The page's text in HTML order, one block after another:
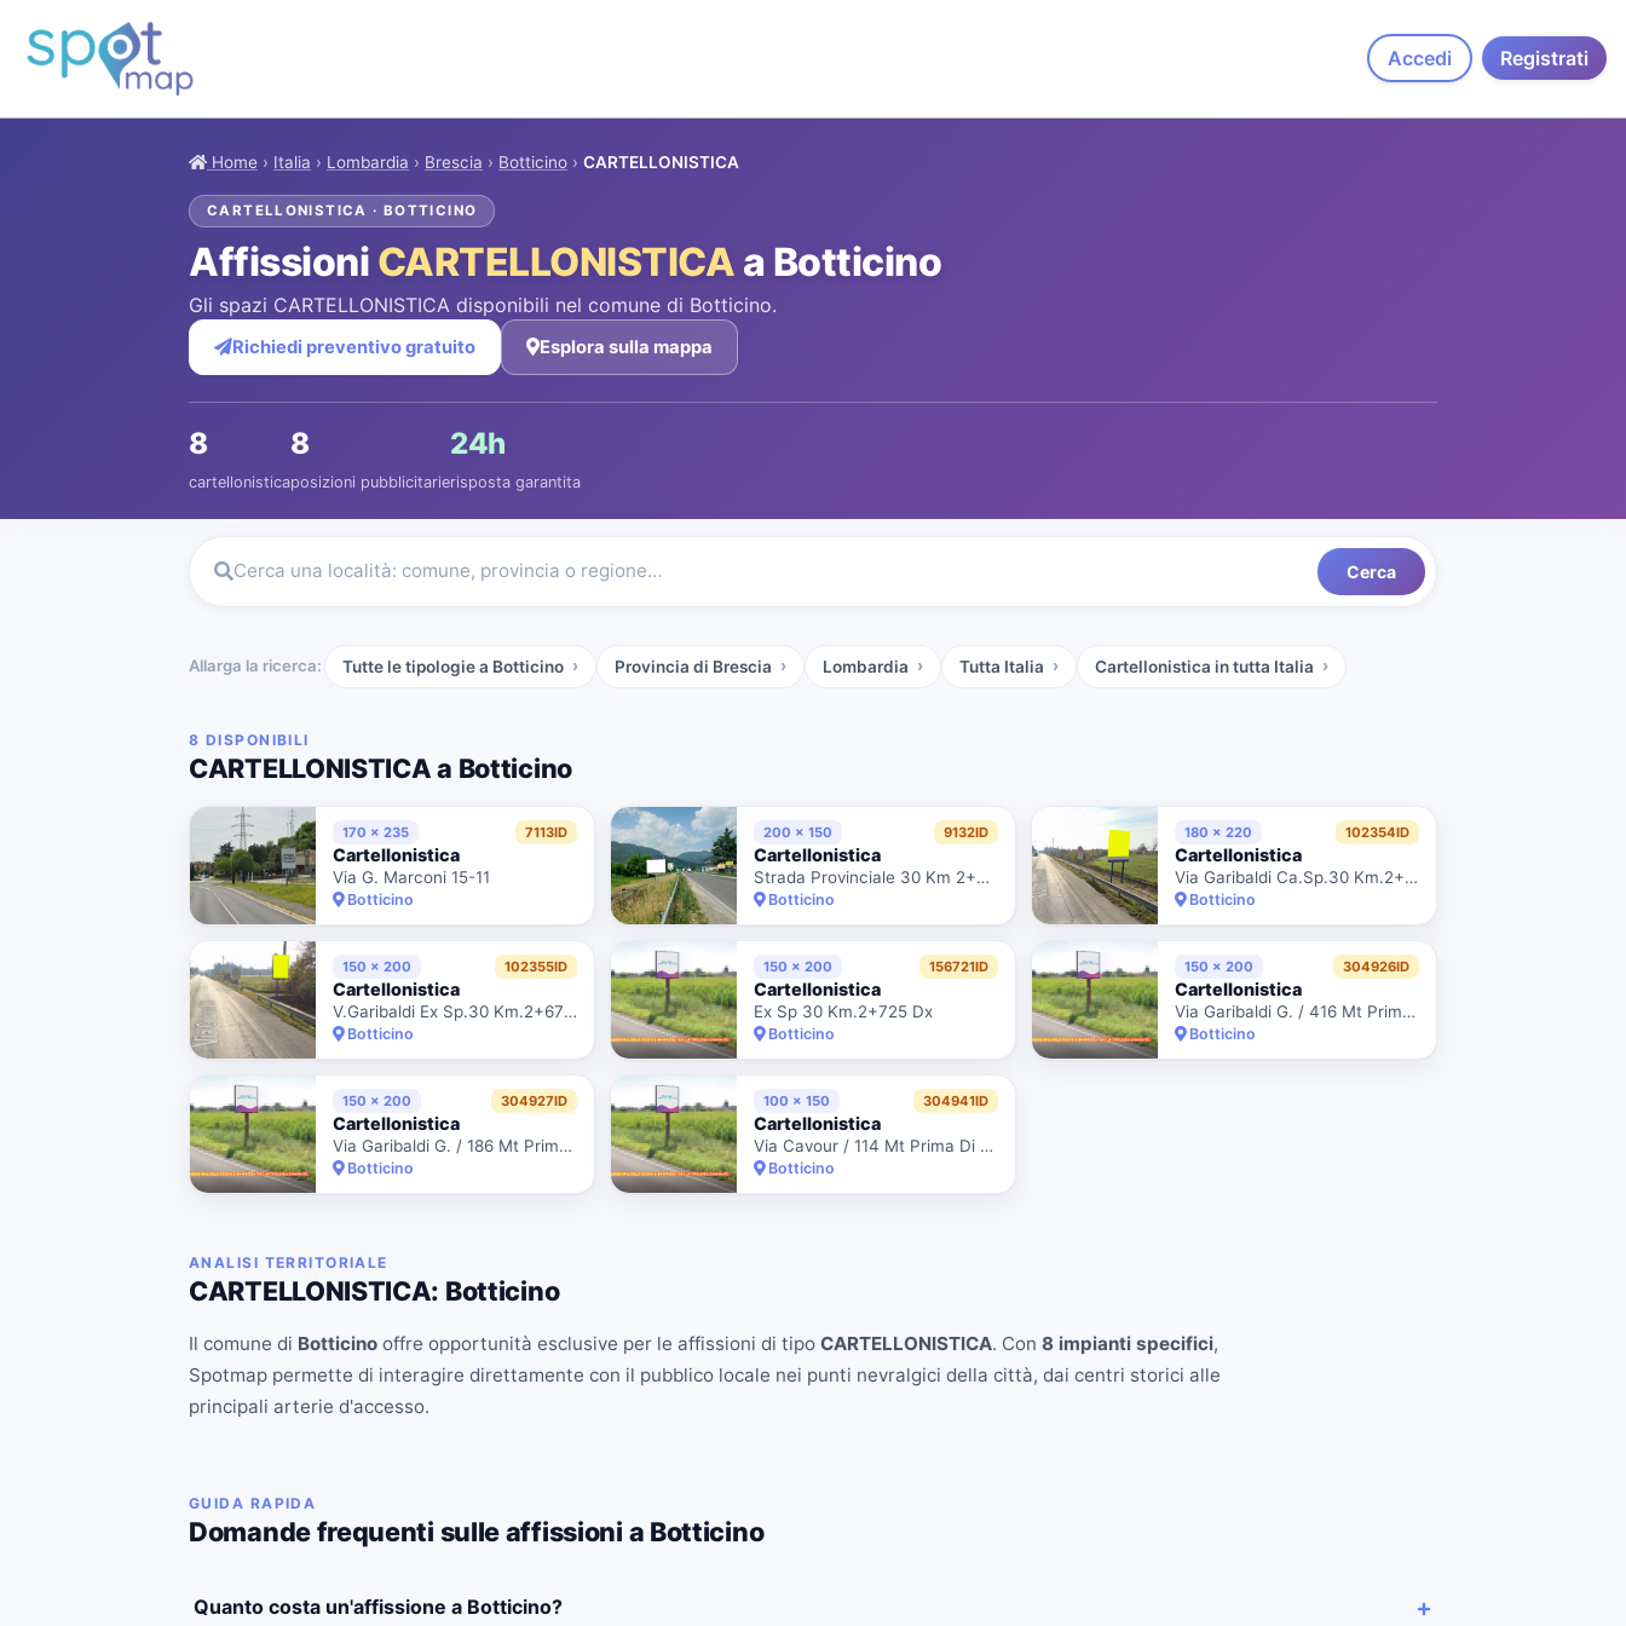
Accedi Registrati
Home › Italia › Lombardia › Brescia › Botticino › CARTELLONISTICA
CARTELLONISTICA · BOTTICINO
Affissioni CARTELLONISTICA a Botticino
Gli spazi CARTELLONISTICA disponibili nel comune di Botticino.
Richiedi preventivo gratuito Esplora sulla mappa
8
cartellonistica
8
posizioni pubblicitarie
24h
risposta garantita
Cerca una località: comune, provincia o regione… Cerca
Allarga la ricerca: Tutte le tipologie a Botticino Provincia di Brescia Lombardia Tutta Italia Cartellonistica in tutta Italia
8 DISPONIBILI
CARTELLONISTICA a Botticino
170 x 235 7113ID
Cartellonistica
Via G. Marconi 15-11
Botticino
200 x 150 9132ID
Cartellonistica
Strada Provinciale 30 Km 2+850 Dx
Botticino
180 x 220 102354ID
Cartellonistica
Via Garibaldi Ca.Sp.30 Km.2+580/Dx
Botticino
150 x 200 102355ID
Cartellonistica
V.Garibaldi Ex Sp.30 Km.2+675 Dx
Botticino
150 x 200 156721ID
Cartellonistica
Ex Sp 30 Km.2+725 Dx
Botticino
150 x 200 304926ID
Cartellonistica
Via Garibaldi G. / 416 Mt Prima Di Via Almici - Pos. 156
Botticino
150 x 200 304927ID
Cartellonistica
Via Garibaldi G. / 186 Mt Prima Di Via Almici - Pos.157
Botticino
100 x 150 304941ID
Cartellonistica
Via Cavour / 114 Mt Prima Di Via Bazoli - Pos.208
Botticino
ANALISI TERRITORIALE
CARTELLONISTICA: Botticino
Il comune di Botticino offre opportunità esclusive per le affissioni di tipo CARTELLONISTICA. Con 8 impianti specifici,
Spotmap permette di interagire direttamente con il pubblico locale nei punti nevralgici della città, dai centri storici alle
principali arterie d'accesso.
GUIDA RAPIDA
Domande frequenti sulle affissioni a Botticino
Quanto costa un'affissione a Botticino?